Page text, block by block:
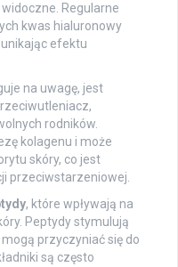
Regularne
kwas hialuronowy
efektu
na uwagę, jest
rodników.
kolagenu i może
skóry, co jest
przeciwstarzeniowej.
, które wpływają na
Peptydy stymulują
przyczyniać się do
są często